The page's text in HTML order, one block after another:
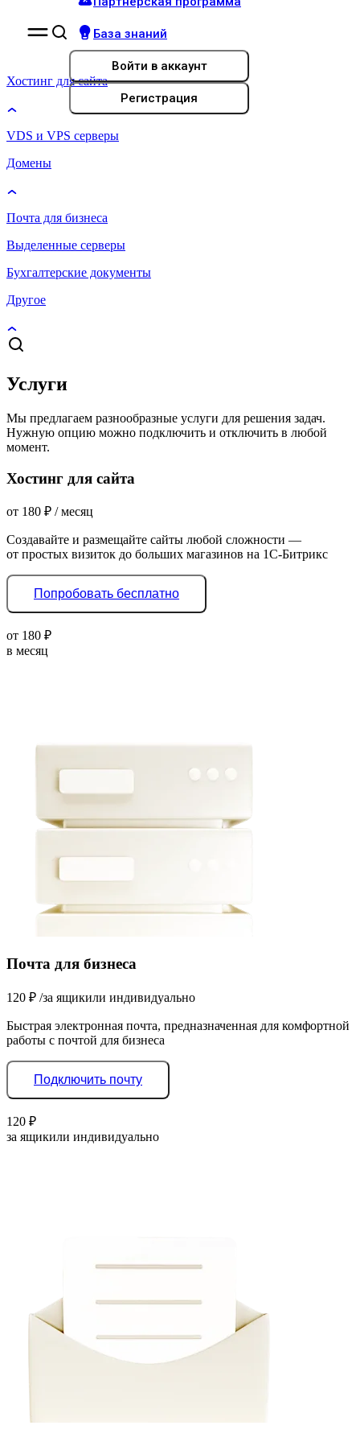
База знаний
Войти в аккаунт
Регистрация
Хостинг для сайта
VDS и VPS серверы
Домены
Почта для бизнеса
Выделенные серверы
Бухгалтерские документы
Другое
Услуги
Мы предлагаем разнообразные услуги для решения задач.
Нужную опцию можно подключить и отключить в любой
момент.
Хостинг для сайта
от 180 ₽ / месяц
Создавайте и размещайте сайты любой сложности —
от простых визиток до больших магазинов на 1С-Битрикс
Попробовать бесплатно
от 180 ₽
в месяц
Почта для бизнеса
120 ₽ /за ящикили индивидуально
Быстрая электронная почта, предназначенная для комфортной
работы с почтой для бизнеса
Подключить почту
120 ₽
за ящикили индивидуально